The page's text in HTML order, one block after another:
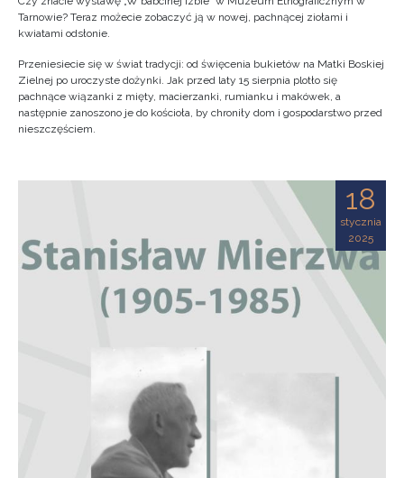
Tarnowie? Teraz możecie zobaczyć ją w nowej, pachnącej ziołami i
kwiatami odsłonie.
Przeniesiecie się w świat tradycji: od święcenia bukietów na Matki Boskiej
Zielnej po uroczyste dożynki. Jak przed laty 15 sierpnia plotło się
pachnące wiązanki z mięty, macierzanki, rumianku i makówek, a
następnie zanoszono je do kościoła, by chroniły dom i gospodarstwo przed
nieszczęściem.
18
stycznia
2025